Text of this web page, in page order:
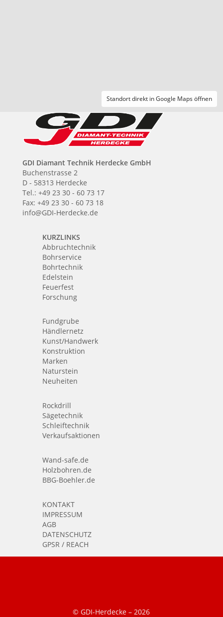
Standort direkt in Google Maps öffnen
GDI Diamant Technik Herdecke GmbH
Buchenstrasse 2
D - 58313 Herdecke
Tel.: +49 23 30 - 60 73 17
Fax: +49 23 30 - 60 73 18
info@GDI-Herdecke.de
KURZLINKS
Abbruchtechnik
Bohrservice
Bohrtechnik
Edelstein
Feuerfest
Forschung
Fundgrube
Händlernetz
Kunst/Handwerk
Konstruktion
Marken
Naturstein
Neuheiten
Rockdrill
Sägetechnik
Schleiftechnik
Verkaufsaktionen
Wand-safe.de
Holzbohren.de
BBG-Boehler.de
KONTAKT
IMPRESSUM
AGB
DATENSCHUTZ
GPSR / REACH
© GDI-Herdecke – 2026